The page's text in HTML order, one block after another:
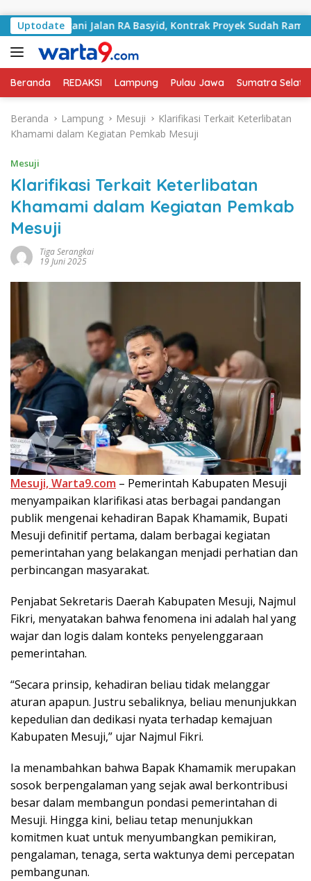
Uptodate
Tangani Jalan RA Basyid, Kontrak Proyek Sudah Rampung
Beranda REDAKSI Lampung Pulau Jawa Sumatra
Beranda Lampung Mesuji
Klarifikasi Terkait Keterlibatan
Khamami dalam Kegiatan Pemkab Mesuji
Mesuji
Klarifikasi Terkait Keterlibatan
Khamami dalam Kegiatan Pemkab
Mesuji
Tiga Serangkai
19 Juni 2025
Mesuji, Warta9.com – Pemerintah Kabupaten Mesuji
menyampaikan klarifikasi atas berbagai pandangan
publik mengenai kehadiran Bapak Khamamik, Bupati
Mesuji definitif pertama, dalam berbagai kegiatan
pemerintahan yang belakangan menjadi perhatian dan
perbincangan masyarakat.
Penjabat Sekretaris Daerah Kabupaten Mesuji, Najmul
Fikri, menyatakan bahwa fenomena ini adalah hal yang
wajar dan logis dalam konteks penyelenggaraan
pemerintahan.
“Secara prinsip, kehadiran beliau tidak melanggar
aturan apapun. Justru sebaliknya, beliau menunjukkan
kepedulian dan dedikasi nyata terhadap kemajuan
Kabupaten Mesuji,” ujar Najmul Fikri.
Ia menambahkan bahwa Bapak Khamamik merupakan
sosok berpengalaman yang sejak awal berkontribusi
besar dalam membangun pondasi pemerintahan di
Mesuji. Hingga kini, beliau tetap menunjukkan
komitmen kuat untuk menyumbangkan pemikiran,
pengalaman, tenaga, serta waktunya demi percepatan
pembangunan.